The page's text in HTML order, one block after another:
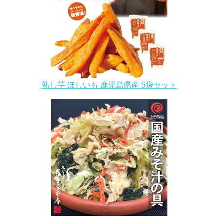
熟し芋 ほしいも 鹿児島県産 5袋セット